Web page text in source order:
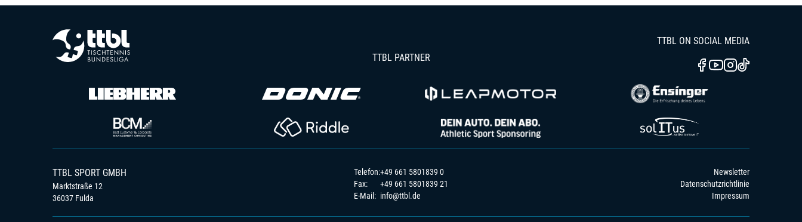
TTBL PARTNER
TTBL ON SOCIAL MEDIA
TTBL SPORT GMBH
Marktstraße 12
36037 Fulda
Telefon:
Fax:
E-Mail:
+49 661 5801839 0
+49 661 5801839 21
info@ttbl.de
Newsletter
Datenschutzrichtlinie
Impressum